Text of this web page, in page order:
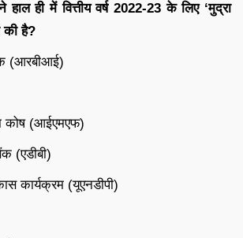
ही में वित्तीय वर्ष2022-23 के लिए ‘मुद्रा
की है?
(आरबीआई)
कोष (आईएमएफ)
(एडीबी)
कार्यक्रम (यूएनडीपी)